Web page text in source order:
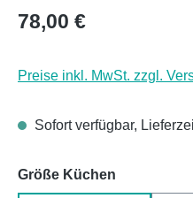
Regulärer Preis:
78,00 €
Preise inkl. MwSt. zzgl.
Sofort verfügbar,
Größe Küchen